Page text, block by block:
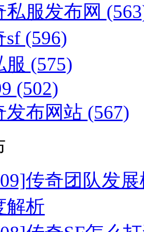
私服发布网
sf (596)
服 (575)
(502)
发布网站 (567)
传奇团队发
解析